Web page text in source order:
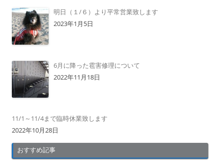
明日（１/６）より平常営業致します
2023年1月5日
6月に降った雹害修理について
2022年11月18日
11/1～11/4まで臨時休業致します
2022年10月28日
おすすめ記事